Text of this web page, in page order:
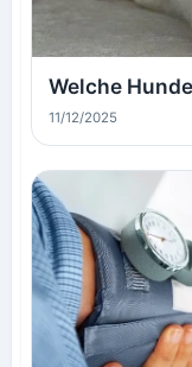
Welche
11/12/2025